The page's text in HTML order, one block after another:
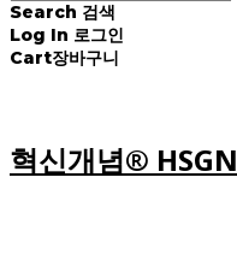
Search 검색
Log In 로그인
Cart장바구니
혁신개념® HSGN